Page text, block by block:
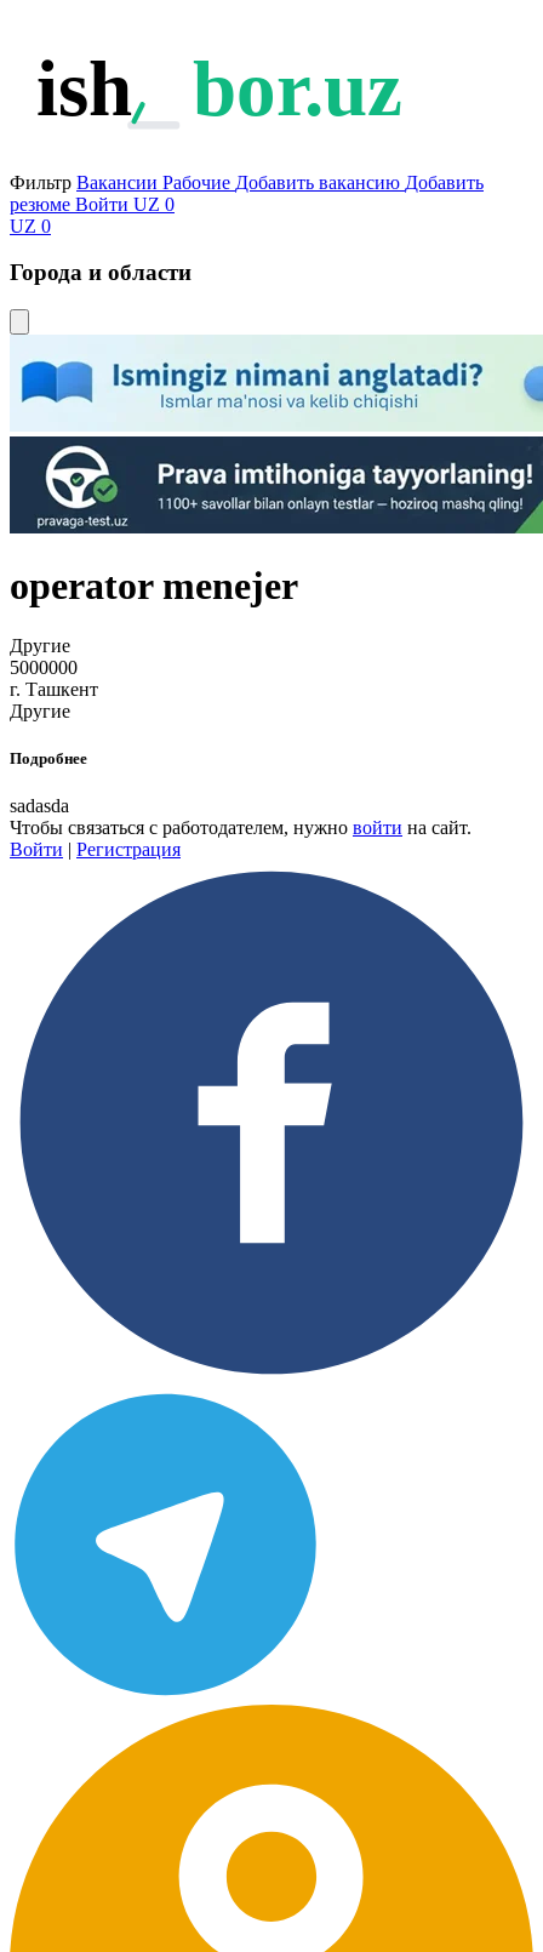
ish bor.uz
Фильтр Вакансии Рабочие Добавить вакансию Добавить
резюме Войти UZ 0
UZ 0
Города и области
operator menejer
Другие
5000000
г. Ташкент
Другие
Подробнее
sadasda
Чтобы связаться с работодателем, нужно войти на сайт.
Войти | Регистрация